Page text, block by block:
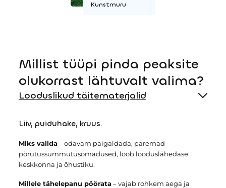
Kunstmuru
Millist tüüpi pinda peaksite
olukorrast lähtuvalt valima?
Looduslikud täitematerjalid
Liiv, puiduhake, kruus.
Miks valida– odavam paigaldada, paremad
põrutussummutusomadused, loob looduslähedase
keskkonna ja õhustiku.
Millele tähelepanu pöörata– vajab rohkem aega ja